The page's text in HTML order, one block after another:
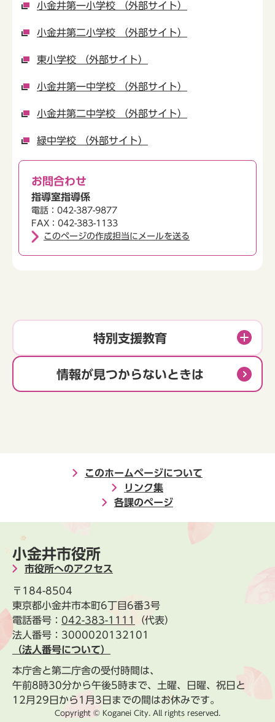
小金井第一小学校 （外部サイト）
小金井第二小学校 （外部サイト）
東小学校 （外部サイト）
小金井第一中学校 （外部サイト）
小金井第二中学校 （外部サイト）
緑中学校 （外部サイト）
お問合わせ
指導室指導係
電話：042-387-9877
FAX：042-383-1133
このページの作成担当にメールを送る
特別支援教育
情報が見つからないときは
このホームページについて
リンク集
各課のページ
小金井市役所
市役所へのアクセス
〒184-8504
東京都小金井市本町6丁目6番3号
電話番号： 042-383-1111
（代表）
法人番号：3000020132101
（法人番号について）
本庁舎と第二庁舎の受付時間は、
午前8時30分から午後5時まで、土曜、日曜、祝日と
12月29日から1月3日までの間はお休みです。
Copyright © Koganei City. All rights reserved.